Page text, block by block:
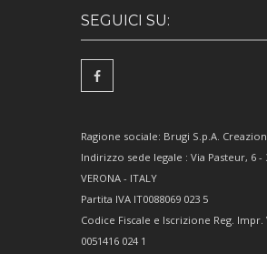
SEGUICI SU:
Ragione sociale: Brugi S.p.A.
Indirizzo sede legale : Via Pasteur, 6 -
VERONA - ITALY
Partita IVA IT0088069 023 5
Codice Fiscale e Iscrizione Reg. Impr.
0051416 024 1